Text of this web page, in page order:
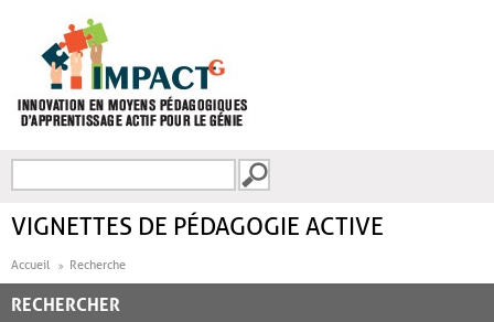
FORMULAIRE DE
VIGNETTES DE PÉDAGOGIE ACTIVE
Accueil Recherche
RECHERCHER